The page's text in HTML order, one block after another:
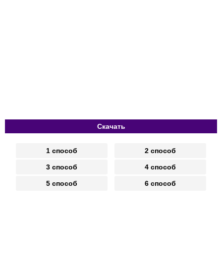
Скачать
1 способ 2 способ
3 способ 4 способ
5 способ 6 способ